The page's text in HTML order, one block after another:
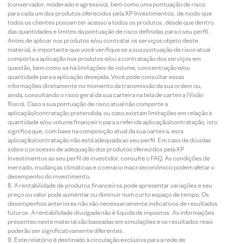
(conservador, moderado e agressivo), bem como uma pontuação de risco
para cada um dos produtos oferecidos pela XP Investimentos, de modo que
todos os clientes possam ter acesso a todos os produtos, desde que dentro
das quantidades e limites da pontuação de risco definidas para o seu perfil.
Antes de aplicar nos produtos e/ou contratar os serviços objeto deste
material, é importante que você verifique se a sua pontuação de risco atual
comporta a aplicação nos produtos e/ou a contratação dos serviços em
questão, bem como se há limitações de volume, concentração e/ou
quantidade para a aplicação desejada. Você pode consultar essas
informações diretamente no momento da transmissão da sua ordem ou,
ainda, consultando o risco geral da sua carteira na tela de carteira (Visão
Risco). Caso a sua pontuação de risco atual não comporte a
aplicação/contratação pretendida, ou caso existam limitações em relação à
quantidade e/ou volume financeiro para a referida aplicação/contratação, isto
significa que, com base na composição atual da sua carteira, esta
aplicação/contratação não está adequada ao seu perfil. Em caso de dúvidas
sobre o processo de adequação dos produtos oferecidos pela XP
Investimentos ao seu perfil de investidor, consulte o FAQ. As condições de
mercado, mudanças climáticas e o cenário macroeconômico podem afetar o
desempenho do investimento.
A rentabilidade de produtos financeiros pode apresentar variações e seu
preço ou valor pode aumentar ou diminuir num curto espaço de tempo. Os
desempenhos anteriores não são necessariamente indicativos de resultados
futuros. A rentabilidade divulgada não é líquida de impostos. As informações
presentes neste material são baseadas em simulações e os resultados reais
poderão ser significativamente diferentes.
Este relatório é destinado à circulação exclusiva para a rede de